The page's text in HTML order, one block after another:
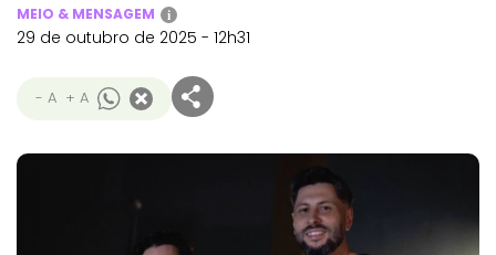
MEIO & MENSAGEM i
29 de outubro de 2025 - 12h31
- A + A